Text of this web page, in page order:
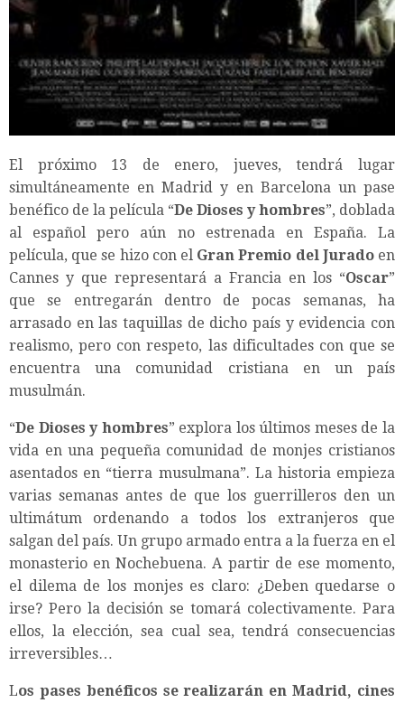
El próximo 13 de enero, jueves, tendrá lugar
simultáneamente en Madrid y en Barcelona un pase
benéfico de la película “De Dioses y hombres”, doblada
al español pero aún no estrenada en España. La
película, que se hizo con el Gran Premio del Juradoen
Cannes y que representará a Francia en los “Oscar”
que se entregarán dentro de pocas semanas, ha
arrasado en las taquillas de dicho país y evidencia con
realismo, pero con respeto, las dificultades con que se
encuentra una comunidad cristiana en un país
musulmán.
“De Dioses y hombres” explora los últimos meses de la
vida en una pequeña comunidad de monjes cristianos
asentados en “tierra musulmana”. La historia empieza
varias semanas antes de que los guerrilleros den un
ultimátum ordenando a todos los extranjeros que
salgan del país. Un grupo armado entra a la fuerza en el
monasterio en Nochebuena. A partir de ese momento,
el dilema de los monjes es claro: ¿Deben quedarse o
irse? Pero la decisión se tomará colectivamente. Para
ellos, la elección, sea cual sea, tendrá consecuencias
irreversibles…
Los pases benéficos se realizarán en Madrid, cines